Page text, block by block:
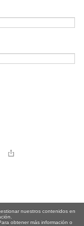
nuestros contenidos en
obtener más información o